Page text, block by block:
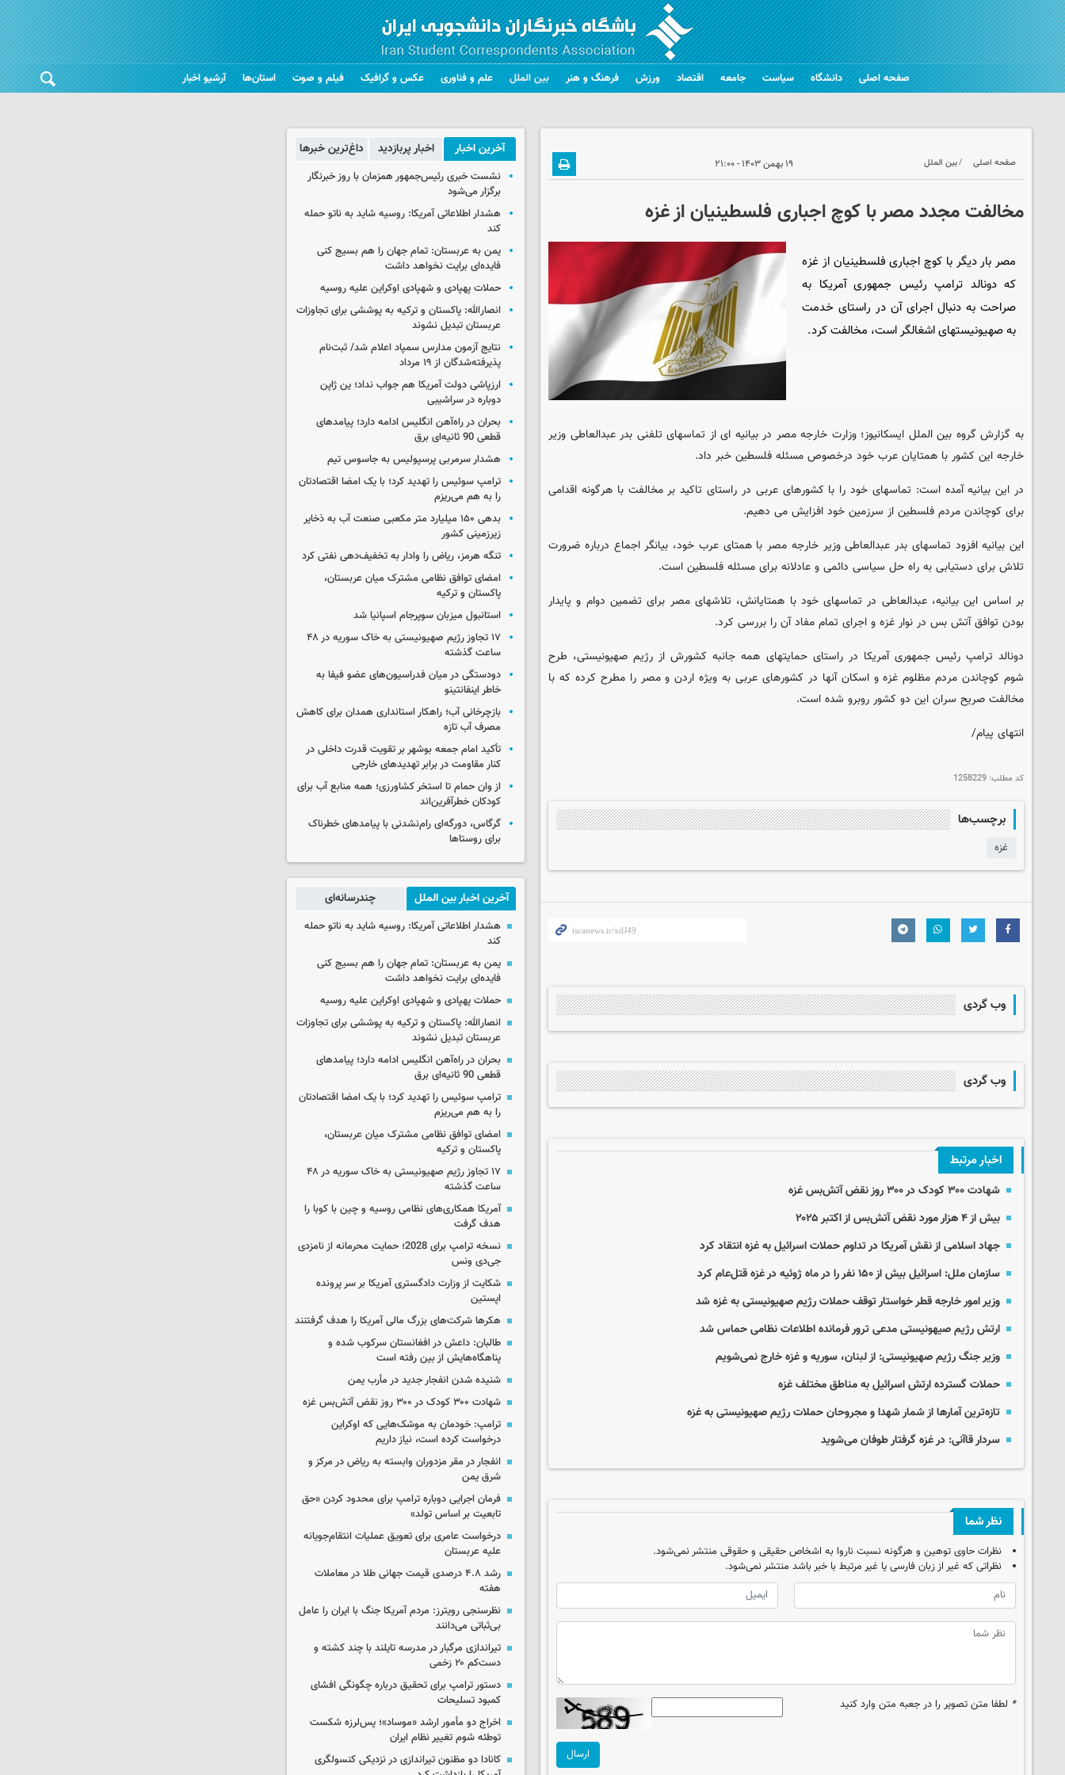
صفحه اصلی دانشگاه سیاست جامعه اقتصاد ورزش فرهنگ و هنر بین الملل علم و فناوری عکس و گرافیک فیلم و صوت استان‌ها آرشیو اخبار
صفحه اصلی بین الملل ۱۹ بهمن ۱۴۰۳ - ۲۱:۰۰
مخالفت مجدد مصر با کوچ اجباری فلسطینیان از غزه
مصر بار دیگر با کوچ اجباری فلسطینیان از غزه
که دونالد ترامپ رئیس جمهوری آمریکا به
صراحت به دنبال اجرای آن در راستای خدمت
به صهیونیستهای اشغالگر است، مخالفت کرد.
به گزارش گروه بین الملل ایسکانیوز؛ وزارت خارجه مصر در بیانیه ای از تماسهای تلفنی بدر عبدالعاطی وزیر
خارجه این کشور با همتایان عرب خود درخصوص مسئله فلسطین خبر داد.
در این بیانیه آمده است: تماسهای خود را با کشورهای عربی در راستای تاکید بر مخالفت با هرگونه اقدامی
برای کوچاندن مردم فلسطین از سرزمین خود افزایش می دهیم.
این بیانیه افزود تماسهای بدر عبدالعاطی وزیر خارجه مصر با همتای عرب خود، بیانگر اجماع درباره ضرورت
تلاش برای دستیابی به راه حل سیاسی دائمی و عادلانه برای مسئله فلسطین است.
بر اساس این بیانیه، عبدالعاطی در تماسهای خود با همتایانش، تلاشهای مصر برای تضمین دوام و پایدار
بودن توافق آتش بس در نوار غزه و اجرای تمام مفاد آن را بررسی کرد.
دونالد ترامپ رئیس جمهوری آمریکا در راستای حمایتهای همه جانبه کشورش از رژیم صهیونیستی، طرح
شوم کوچاندن مردم مظلوم غزه و اسکان آنها در کشورهای عربی به ویژه اردن و مصر را مطرح کرده که با
مخالفت صریح سران این دو کشور روبرو شده است.
انتهای پیام/
کد مطلب: 1258229
برچسب‌ها
غزه
وب گردی
وب گردی
اخبار مرتبط
شهادت ۳۰۰ کودک در ۳۰۰ روز نقض آتش‌بس غزه
بیش از ۴ هزار مورد نقض آتش‌بس از اکتبر ۲۰۲۵
جهاد اسلامی از نقش آمریکا در تداوم حملات اسرائیل به غزه انتقاد کرد
سازمان‌ ملل: اسرائیل بیش از ۱۵۰ نفر را در ماه ژوئیه در غزه قتل‌عام کرد
وزیر امور خارجه قطر خواستار توقف حملات رژیم صهیونیستی به غزه شد
ارتش رژیم صیهونیستی مدعی ترور فرمانده اطلاعات نظامی حماس شد
وزیر جنگ رژیم صهیونیستی: از لبنان، سوریه و غزه خارج نمی‌شویم
حملات گسترده ارتش اسرائیل به مناطق مختلف غزه
تازه‌ترین آمارها از شمار شهدا و مجروحان حملات رژیم صهیونیستی به غزه
سردار قاآنی: در غزه گرفتار طوفان می‌شوید
نظر شما
نظرات حاوی توهین و هرگونه نسبت ناروا به اشخاص حقیقی و حقوقی منتشر نمی‌شود.
نظراتی که غیر از زبان فارسی یا غیر مرتبط با خبر باشد منتشر نمی‌شود.
* لطفا متن تصویر را در جعبه متن وارد کنید
ارسال
آخرین اخبار اخبار پربازدید داغ‌ترین خبرها
نشست خبری رئیس‌جمهور همزمان با روز خبرنگار
برگزار می‌شود
هشدار اطلاعاتی آمریکا: روسیه شاید به ناتو حمله
کند
یمن به عربستان: تمام جهان را هم بسیج کنی
فایده‌ای برایت نخواهد داشت
حملات پهپادی و شهپادی اوکراین علیه روسیه
انصارالله: پاکستان و ترکیه به پوششی برای تجاوزات
عربستان تبدیل نشوند
نتایج آزمون مدارس سمپاد اعلام شد/ ثبت‌نام
پذیرفته‌شدگان از ۱۹ مرداد
ارزپاشی دولت آمریکا هم جواب نداد؛ ین ژاپن
دوباره در سراشیبی
بحران در راه‌آهن انگلیس ادامه دارد؛ پیامدهای
قطعی 90 ثانیه‌ای برق
هشدار سرمربی پرسپولیس به جاسوس تیم
ترامپ سوئیس را تهدید کرد؛ با یک امضا اقتصادتان
را به هم می‌ریزم
بدهی ۱۵۰ میلیارد متر مکعبی صنعت آب به ذخایر
زیرزمینی کشور
تنگه هرمز، ریاض را وادار به تخفیف‌دهی نفتی کرد
امضای توافق نظامی مشترک میان عربستان،
پاکستان و ترکیه
استانبول میزبان سوپرجام اسپانیا شد
۱۷ تجاوز رژیم صهیونیستی به خاک سوریه در ۴۸
ساعت گذشته
دودستگی در میان فدراسیون‌های عضو فیفا به
خاطر اینفانتینو
بازچرخانی آب؛ راهکار استانداری همدان برای کاهش
مصرف آب تازه
تأکید امام جمعه بوشهر بر تقویت قدرت داخلی در
کنار مقاومت در برابر تهدیدهای خارجی
از وان حمام تا استخر کشاورزی؛ همه منابع آب برای
کودکان خطرآفرین‌اند
گرگاس، دورگه‌ای رام‌نشدنی با پیامدهای خطرناک
برای روستاها
آخرین اخبار بین الملل چندرسانه‌ای
هشدار اطلاعاتی آمریکا: روسیه شاید به ناتو حمله
کند
یمن به عربستان: تمام جهان را هم بسیج کنی
فایده‌ای برایت نخواهد داشت
حملات پهپادی و شهپادی اوکراین علیه روسیه
انصارالله: پاکستان و ترکیه به پوششی برای تجاوزات
عربستان تبدیل نشوند
بحران در راه‌آهن انگلیس ادامه دارد؛ پیامدهای
قطعی 90 ثانیه‌ای برق
ترامپ سوئیس را تهدید کرد؛ با یک امضا اقتصادتان
را به هم می‌ریزم
امضای توافق نظامی مشترک میان عربستان،
پاکستان و ترکیه
۱۷ تجاوز رژیم صهیونیستی به خاک سوریه در ۴۸
ساعت گذشته
آمریکا همکاری‌های نظامی روسیه و چین با کوبا را
هدف گرفت
نسخه ترامپ برای 2028؛ حمایت محرمانه از نامزدی
جی‌دی ونس
شکایت از وزارت دادگستری آمریکا بر سر پرونده
اپستین
هکرها شرکت‌های بزرگ مالی آمریکا را هدف گرفتنند
طالبان: داعش در افغانستان سرکوب شده و
پناهگاه‌هایش از بین رفته است
شنیده شدن انفجار جدید در مأرب یمن
شهادت ۳۰۰ کودک در ۳۰۰ روز نقض آتش‌بس غزه
ترامپ: خودمان به موشک‌هایی که اوکراین
درخواست کرده است، نیاز داریم
انفجار در مقر مزدوران وابسته به ریاض در مرکز و
شرق یمن
فرمان اجرایی دوباره ترامپ برای محدود کردن «حق
تابعیت بر اساس تولد»
درخواست عامری برای تعویق عملیات انتقام‌جویانه
علیه عربستان
رشد ۴.۸ درصدی قیمت جهانی طلا در معاملات
هفته
نظرسنجی رویترز: مردم آمریکا جنگ با ایران را عامل
بی‌ثباتی می‌دانند
تیراندازی مرگبار در مدرسه‌ تایلند با چند کشته و
دست‌کم ۲۰ زخمی
دستور ترامپ برای تحقیق درباره چگونگی افشای
کمبود تسلیحات
اخراج دو مأمور ارشد «موساد»؛ پس‌لرزه شکست
توطئه شوم تغییر نظام ایران
کانادا دو مظنون تیراندازی در نزدیکی کنسولگری